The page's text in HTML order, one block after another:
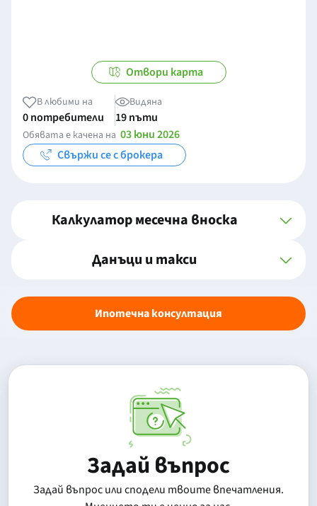
Отвори карта
В любими на
0 потребители
Видяна
19 пъти
Обявата е качена на 03 юни 2026
Свържи се с брокера
Калкулатор месечна вноска
Данъци и такси
Ипотечна консултация
Задай въпрос
Задай въпрос или сподели твоите впечатления.